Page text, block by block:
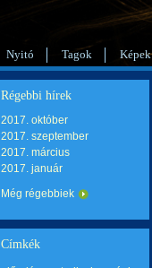
Nyitó Tagok Képek
Régebbi hírek
2017. október
2017. szeptember
2017. március
2017. január
Még régebbiek
Címkék